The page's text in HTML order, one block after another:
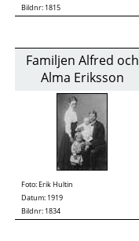
Bildnr: 1815
Familjen Alfred och
Alma Eriksson
Foto:Erik Hultin
Datum: 1919
Bildnr: 1834